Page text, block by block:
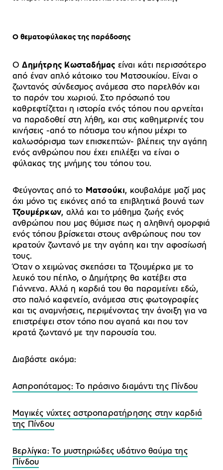
Ο θεματοφύλακας της παράδοσης
ΟΔημήτρης Κωσταδήμας είναι κάτι περισσότερο
από έναν απλό κάτοικο του Ματσουκίου. Είναι ο
ζωντανός σύνδεσμος ανάμεσα στο παρελθόν και
το παρόν του χωριού. Στο πρόσωπό του
καθρεφτίζεται η ιστορία ενός τόπου που αρνείται
να παραδοθεί στη λήθη, και στις καθημερινές του
κινήσεις -από το πότισμα του κήπου μέχρι το
καλωσόρισμα των επισκεπτών- βλέπεις την αγάπη
ενός ανθρώπου που έχει επιλέξει να είναι ο
φύλακας της μνήμης του τόπου του.
Φεύγοντας από το Ματσούκι, κουβαλάμε μαζί μας
όχι μόνο τις εικόνες από τα επιβλητικά βουνά των
Τζουμέρκων, αλλά και το μάθημα ζωής ενός
ανθρώπου που μας θύμισε πως η αληθινή ομορφιά
ενός τόπου βρίσκεται στους ανθρώπους που τον
κρατούν ζωντανό με την αγάπη και την αφοσίωσή
τους.
Όταν ο χειμώνας σκεπάσει τα Τζουμέρκα με το
λευκό του πέπλο, ο Δημήτρης θα κατέβει στα
Γιάννενα. Αλλά η καρδιά του θα παραμείνει εδώ,
στο παλιό καφενείο, ανάμεσα στις φωτογραφίες
και τις αναμνήσεις, περιμένοντας την άνοιξη για να
επιστρέψει στον τόπο που αγαπά και που τον
κρατά ζωντανό με την παρουσία του.
Διαβάστε ακόμα:
Ασπροπόταμος: Το πράσινο διαμάντι της Πίνδου
Μαγικές νύχτες αστροπαρατήρησης στην καρδιά
της Πίνδου
Βερλίγκα: Το μυστηριώδες υδάτινο θαύμα της
Πίνδου